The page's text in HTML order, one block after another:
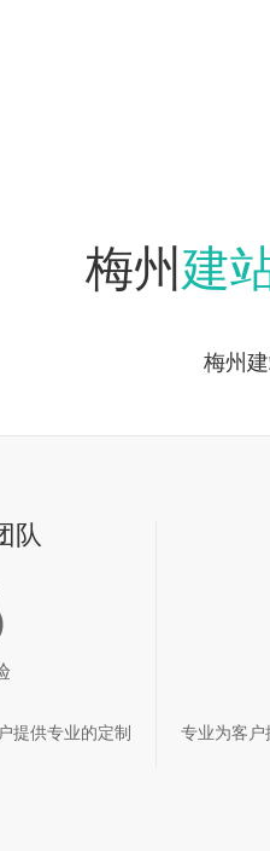
梅州 建
梅州
队
提供专业的定制
专业为客户